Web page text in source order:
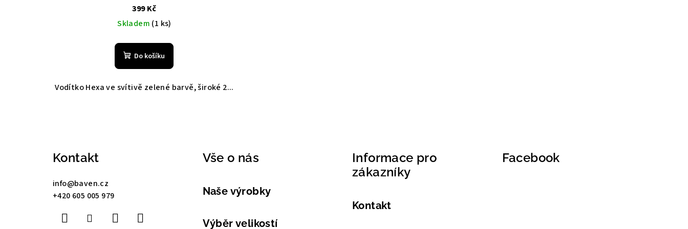
399 Kč
Skladem (1 ks)
Do košíku
Vodítko Hexa ve svítivě zelené barvě, široké 2...
Kontakt
info@baven.cz
+420 605 005 979
Vše o nás
Naše výrobky
Výběr velikostí
Informace pro
zákazníky
Kontakt
Facebook